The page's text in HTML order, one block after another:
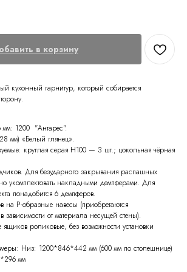
в корзину
кухонный гарнитур, который собирается
1200 "Антарес".
мм) «Белый глянец».
круглая серая H100 — 3 шт.; цокольная чёрная
Для безударного закрывания распашных
укомплектовать накладными демпферами. Для
понадобится 6 демпферов.
на Р-образные навесы (приобретаются
в зависимости от материала несущей стены).
роликовые, без возможности установки
Низ: 1200*846*442 мм (600 мм по столешнице)
мм